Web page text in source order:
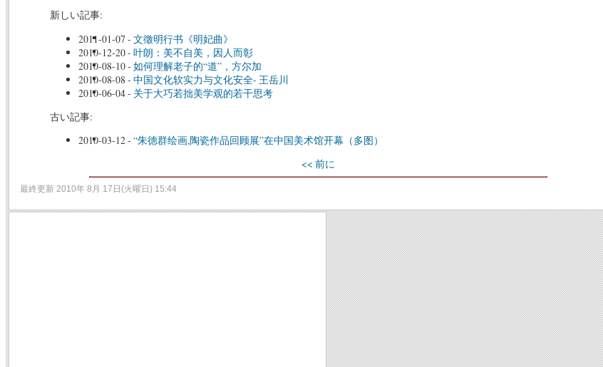
新しい記事:
2011-01-07 - 文徵明行书《明妃曲》
2010-12-20- 叶朗：美不自美，因人而彰
2010-08-10- 如何理解老子的“道”，方尔加
2010-08-08 - 中国文化软实力与文化安全- 王岳川
2010-06-04- 关于大巧若拙美学观的若干思考
古い記事:
2010-03-12- “朱德群绘画,陶瓷作品回顾展”在中国美术馆开幕（多图）
<< 前に
最終更新 2010年 8月 17日(火曜日) 15:44